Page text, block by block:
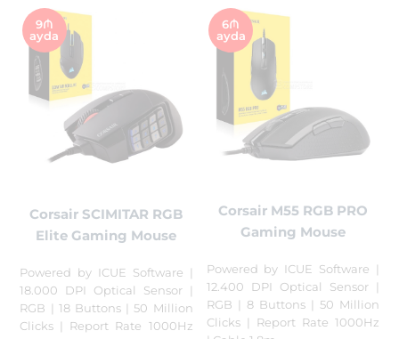
9₼
ayda
Corsair SCIMITAR RGB
Elite Gaming Mouse
Powered by ICUE Software |
18.000 DPI Optical Sensor |
RGB | 18 Buttons | 50 Million
Clicks | Report Rate 1000Hz
6₼
ayda
Corsair M55 RGB PRO
Gaming Mouse
Powered by ICUE Software |
12.400 DPI Optical Sensor |
RGB | 8 Buttons | 50 Million
Clicks | Report Rate 1000Hz